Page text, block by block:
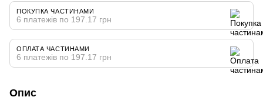
ПОКУПКА ЧАСТИНАМИ
6 платежів по 197.17 грн
ОПЛАТА ЧАСТИНАМИ
6 платежів по 197.17 грн
Опис